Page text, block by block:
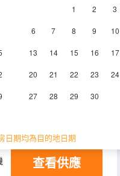
1
2 3
6 7 8 9 10
13 14 15 16 17
20 21 22 23 24
27 28 29 30
日期均為目的地日期
空調
7-10層 空調
查看供應